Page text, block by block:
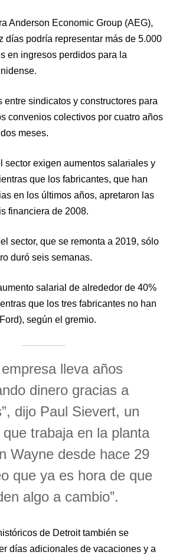
Anderson Economic Group (AEG),
días podría representar más de 5.000
en ingresos perdidos para la
entre sindicatos y constructores para
convenios colectivos por cuatro años
meses.
sector exigen aumentos salariales y
que los fabricantes, que han
en los últimos años, apretaron las
financiera de 2008.
sector, que se remonta a 2019, sólo
duró seis semanas.
salarial de alrededor de 40%
que los tres fabricantes no han
según el gremio.
empresa lleva años
dinero gracias a
dijo Paul Sievert, un
trabaja en la planta
Wayne desde hace 29
que ya es hora de que
algo a cambio”.
de Detroit también se
días adicionales de vacaciones y a